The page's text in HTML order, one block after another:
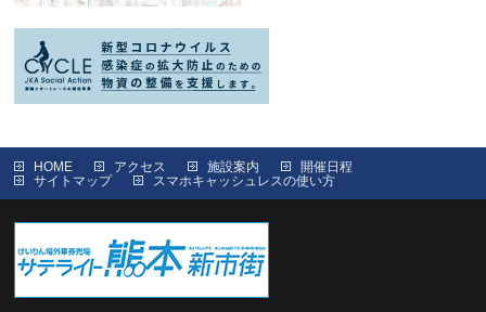
HOME アクセス 施設案内
開催日程
サイトマップ
スマホキャッシュレスの使い方